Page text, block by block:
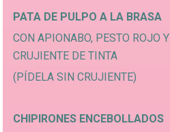
PATA DE PULPO A LA BRASA
CON APIONABO, PESTO ROJO Y
CRUJIENTE DE TINTA
(PÍDELA SIN CRUJIENTE)
CHIPIRONES ENCEBOLLADOS